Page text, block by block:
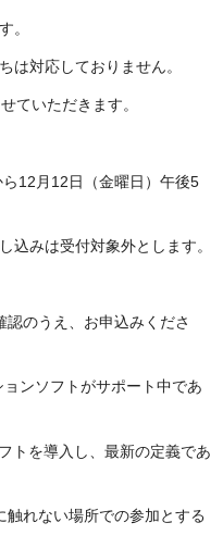
。
対応しておりません。
ていただきます。
12月12日（金曜日）午後5
みは受付対象外とします。
のうえ、お申込みくださ
ンソフトがサポート中であ
トを導入し、最新の定義であ
れない場所での参加とする